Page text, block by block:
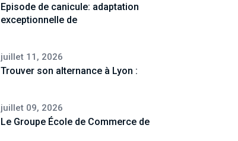
Episode de canicule: adaptation
exceptionnelle de
juillet 11, 2026
Trouver son alternance à Lyon :
juillet 09, 2026
Le Groupe École de Commerce de